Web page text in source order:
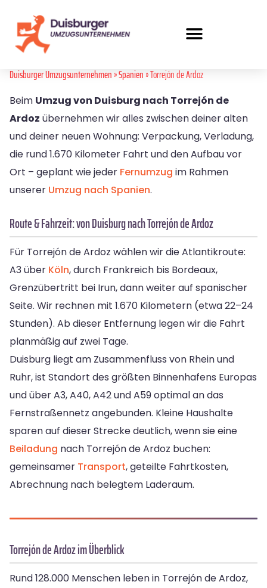
Duisburger Umzugsunternehmen»Spanien» Torrejón de Ardoz
Beim Umzug von Duisburg nach Torrejón de
Ardoz übernehmen wir alles zwischen deiner alten
und deiner neuen Wohnung: Verpackung, Verladung,
die rund 1.670 Kilometer Fahrt und den Aufbau vor
Ort – geplant wie jeder Fernumzug im Rahmen
unserer Umzug nach Spanien.
Route & Fahrzeit: von Duisburg nach Torrejón de Ardoz
Für Torrejón de Ardoz wählen wir die Atlantikroute:
A3 über Köln, durch Frankreich bis Bordeaux,
Grenzübertritt bei Irun, dann weiter auf spanischer
Seite. Wir rechnen mit 1.670 Kilometern (etwa 22–24
Stunden). Ab dieser Entfernung legen wir die Fahrt
planmäßig auf zwei Tage.
Duisburg liegt am Zusammenfluss von Rhein und
Ruhr, ist Standort des größten Binnenhafens Europas
und über A3, A40, A42 und A59 optimal an das
Fernstraßennetz angebunden. Kleine Haushalte
sparen auf dieser Strecke deutlich, wenn sie eine
Beiladung nach Torrejón de Ardoz buchen:
gemeinsamer Transport, geteilte Fahrtkosten,
Abrechnung nach belegtem Laderaum.
Torrejón de Ardoz im Überblick
Rund 128.000 Menschen leben in Torrejón de Ardoz,